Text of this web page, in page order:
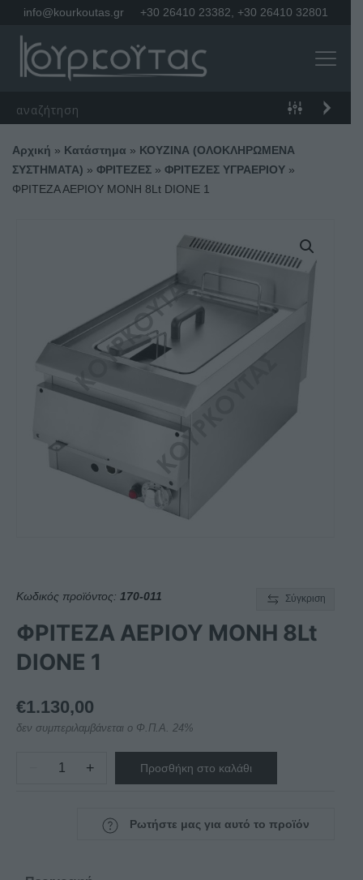
info@kourkoutas.gr +30 26410 23382 +30 26410 32801
Αρχική » Κατάστημα » ΚΟΥΖΙΝΑ (ΟΛΟΚΛΗΡΩΜΕΝΑ
ΣΥΣΤΗΜΑΤΑ) » ΦΡΙΤΕΖΕΣ » ΦΡΙΤΕΖΕΣ ΥΓΡΑΕΡΙΟΥ »
ΦΡΙΤΕΖΑ ΑΕΡΙΟΥ ΜΟΝΗ 8Lt DIONE 1
Κωδικός προϊόντος: 170-011 Σύγκριση
ΦΡΙΤΕΖΑ ΑΕΡΙΟΥ ΜΟΝΗ 8Lt
DIONE 1
€1.130,00
δεν συμπεριλαμβάνεται ο Φ.Π.Α. 24%
ΦΡΙΤΕΖΑ
+ Προσθήκη στο καλάθι
Ρωτήστε μας για αυτό το προϊόν